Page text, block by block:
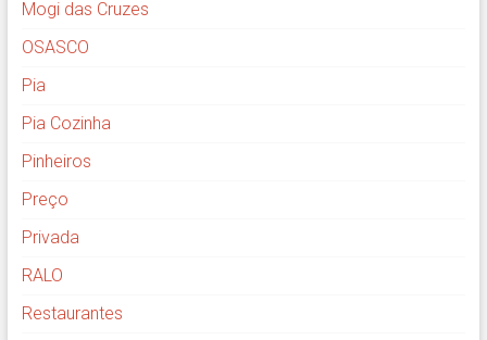
Mogi das Cruzes
OSASCO
Pia
Pia Cozinha
Pinheiros
Preço
Privada
RALO
Restaurantes